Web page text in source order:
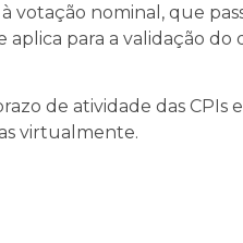
votação nominal, que
aplica para a validação do
de atividade das CPIs
virtualmente.